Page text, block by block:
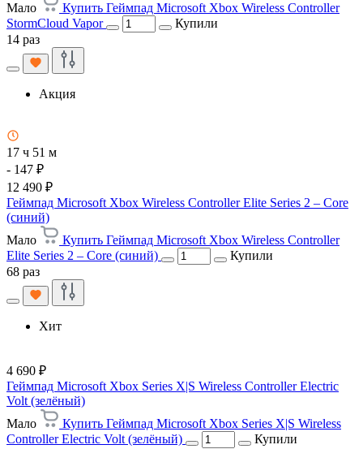
Мало
Купить Геймпад Microsoft Xbox Wireless Controller
StormCloud Vapor
Купили
14 раз
Акция
17 ч 51 м
- 147 ₽
12 490 ₽
Геймпад Microsoft Xbox Wireless Controller Elite Series 2 – Core
(синий)
Мало
Купить Геймпад Microsoft Xbox Wireless Controller
Elite Series 2 – Core (синий)
Купили
68 раз
Хит
4 690 ₽
Геймпад Microsoft Xbox Series X|S Wireless Controller Electric
Volt (зелёный)
Мало
Купить Геймпад Microsoft Xbox Series X|S Wireless
Controller Electric Volt (зелёный)
Купили